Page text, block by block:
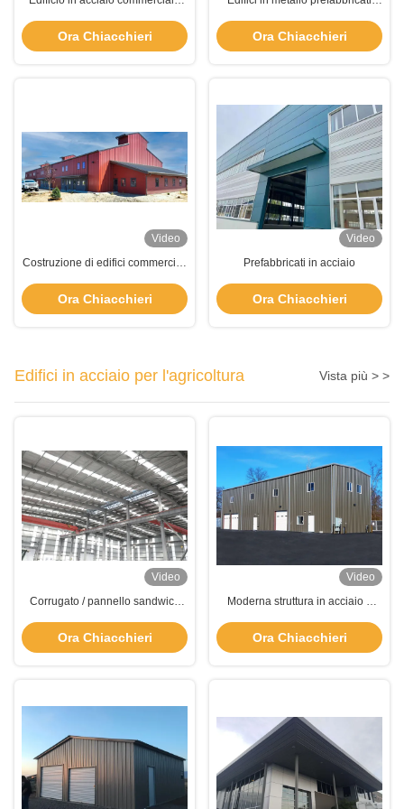
con rivestimento metallico
Ora Chiacchieri
acciaio prefabbricate
Ora Chiacchieri
Video
Costruzione di edifici commerciali
rapida e facile
Ora Chiacchieri
Video
Prefabbricati in acciaio
Ora Chiacchieri
Edifici in acciaio per l'agricoltura Vista più > >
Video
Corrugato / pannello sandwich
finestre personalizzabili
Ora Chiacchieri
Video
Moderna struttura in acciaio a
Ora Chiacchieri